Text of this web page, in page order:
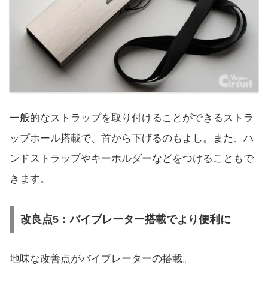
一般的なストラップを取り付けることができるストラ
ップホール搭載で、首から下げるのもよし。また、ハ
ンドストラップやキーホルダーなどをつけることもで
きます。
改良点5：バイブレーター搭載でより便利に
地味な改善点がバイブレーターの搭載。